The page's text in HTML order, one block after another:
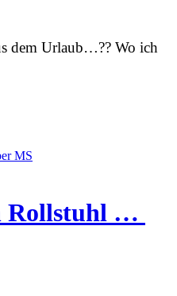
dem Urlaub…?? Wo ich
MS
Rollstuhl …